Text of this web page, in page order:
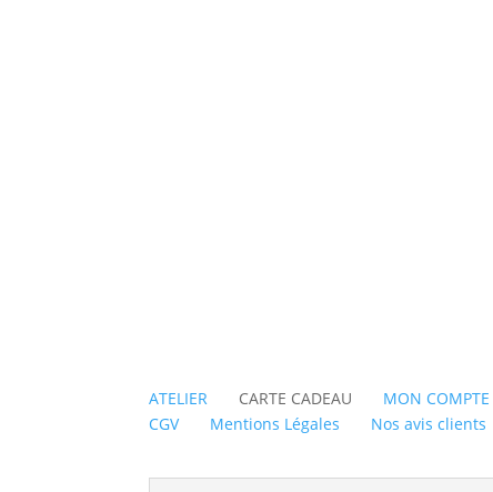
ATELIER CARTE CADEAU MON COMPTE
CGV
Mentions Légales
Nos avis clients